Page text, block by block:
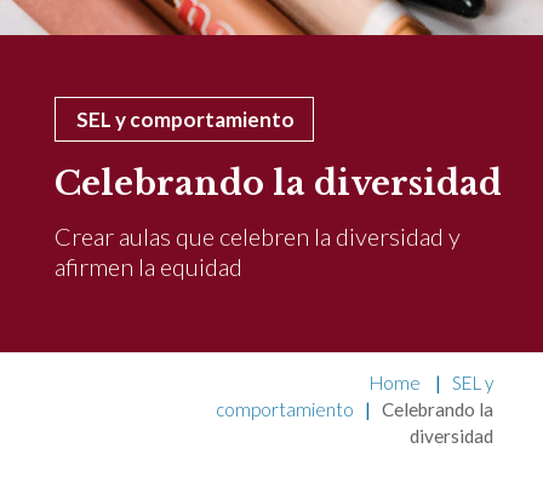
SEL y comportamiento
Celebrando la diversidad
Crear aulas que celebren la diversidad y
afirmen la equidad
Home |
SEL y
comportamiento
| Celebrando la
diversidad